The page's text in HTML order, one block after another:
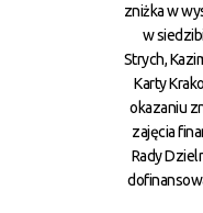
zniżka w
w
Strych,
Karty
okazaniu
zajęcia
Rady